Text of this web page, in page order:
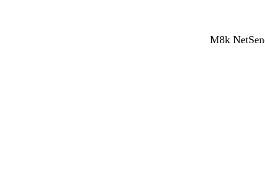
M8k